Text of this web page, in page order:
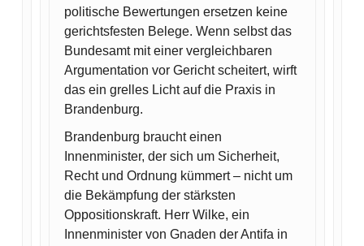
politische Bewertungen ersetzen keine
gerichtsfesten Belege. Wenn selbst das
Bundesamt mit einer vergleichbaren
Argumentation vor Gericht scheitert, wirft
das ein grelles Licht auf die Praxis in
Brandenburg.
Brandenburg braucht einen
Innenminister, der sich um Sicherheit,
Recht und Ordnung kümmert – nicht um
die Bekämpfung der stärksten
Oppositionskraft. Herr Wilke, ein
Innenminister von Gnaden der Antifa in